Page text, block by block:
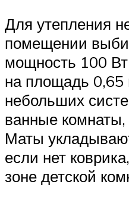
Для утепления
помещении
мощность 100
на площадь
небольших
ванные комнаты,
Маты
если нет
зоне детской